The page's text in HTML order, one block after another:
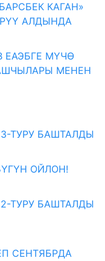
КАГАН»
АЛДЫНДА
ЕАЭБГЕ МҮЧӨ
МЕНЕН
ТУРУ БАШТАЛДЫ
ОЙЛОН!
ТУРУ БАШТАЛДЫ
СЕНТЯБРДА